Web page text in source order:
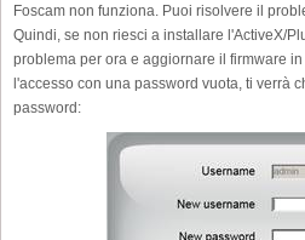
Foscam non funziona. Puoi risolvere il
Quindi, se non riesci a installare l'ActiveX/
problema per ora e aggiornare il firmware
l'accesso con una password vuota, ti verrà
password: